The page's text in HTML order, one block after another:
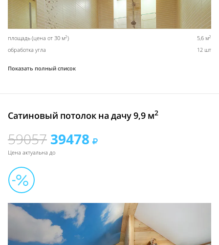
площадь (цена от 30 м2) 5,6 м2
обработка угла 12 шт
Показать полный список
Сатиновый потолок на дачу 9,9 м2
59057 39478
Цена актуальна до